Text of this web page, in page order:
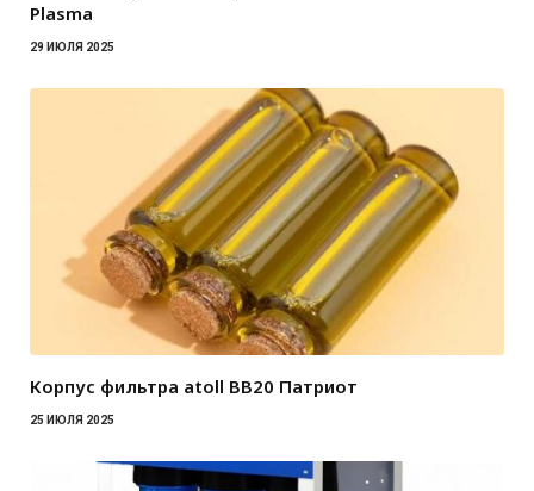
Plasma
29 ИЮЛЯ 2025
Корпус фильтра atoll BB20 Патриот
25 ИЮЛЯ 2025